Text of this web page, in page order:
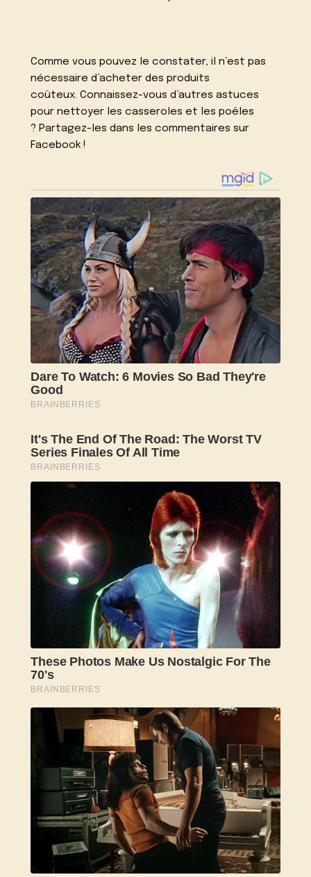
Comme vous pouvez le constater, il n’est pas
nécessaire d’acheter des produits
coûteux. Connaissez-vous d’autres astuces
pour nettoyer les casseroles et les poêles
? Partagez-les dans les commentaires sur
Facebook !